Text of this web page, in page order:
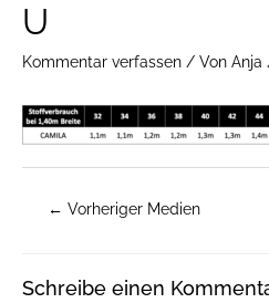
U
Kommentar verfassen / Von Anja
← Vorheriger Medien
Schreibe einen